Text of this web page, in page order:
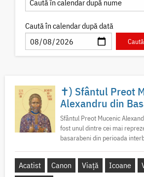
Caută în calendar după dată
✝) Sfântul Preot
Alexandru din
Sfântul Preot Mucenic
fost unul dintre cei mai
basarabeni din perioada
Acatist Canon Viață Icoane